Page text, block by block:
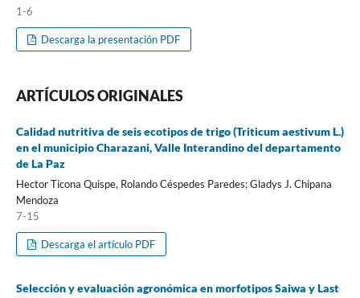
1-6
Descarga la presentación PDF
ARTÍCULOS ORIGINALES
Calidad nutritiva de seis ecotipos de trigo (Triticum aestivum L.)
en el municipio Charazani, Valle Interandino del departamento
de La Paz
Hector Ticona Quispe, Rolando Céspedes Paredes; Gladys J. Chipana
Mendoza
7-15
Descarga el artículo PDF
Selección y evaluación agronómica en morfotipos Saiwa y Last